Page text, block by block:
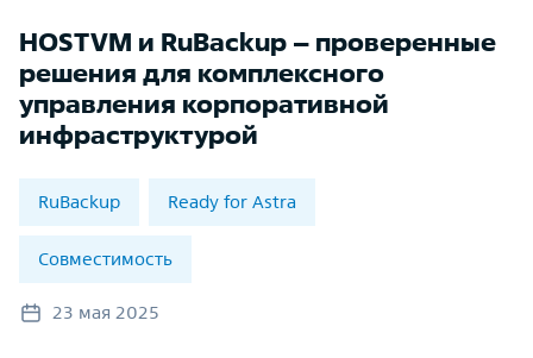
HOSTVM и RuBackup – проверенные
решения для комплексного
управления корпоративной
инфраструктурой
RuBackup Ready for Astra
Совместимость
23 мая 2025